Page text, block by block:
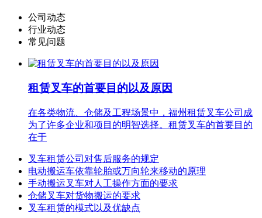
公司动态
行业动态
常见问题
租赁叉车的首要目的以及原因
在各类物流、仓储及工程场景中，福州租赁叉车公司成
为了许多企业和项目的明智选择。租赁叉车的首要目的
在于
叉车租赁公司对售后服务的规定
电动搬运车依靠轮胎或万向轮来移动的原理
手动搬运叉车对人工操作方面的要求
仓储叉车对货物搬运的要求
叉车租赁的模式以及优缺点